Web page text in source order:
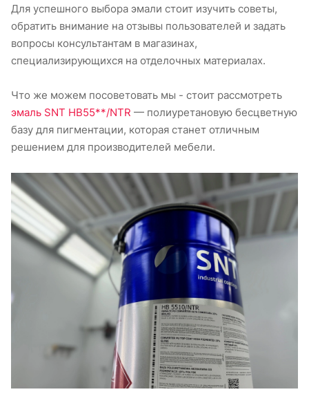
Для успешного выбора эмали стоит изучить советы,
обратить внимание на отзывы пользователей и задать
вопросы консультантам в магазинах,
специализирующихся на отделочных материалах.
Что же можем посоветовать мы - стоит рассмотреть
эмаль SNT HB55**/NTR — полиуретановую бесцветную
базу для пигментации, которая станет отличным
решением для производителей мебели.